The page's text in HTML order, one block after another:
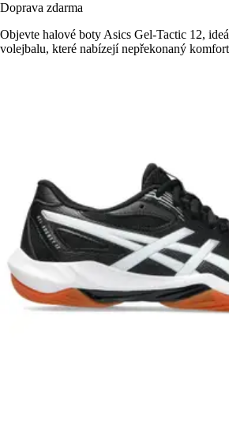
Doprava zdarma
Objevte halové boty Asics Gel-Tactic 12,
volejbalu, které nabízejí nepřekonaný